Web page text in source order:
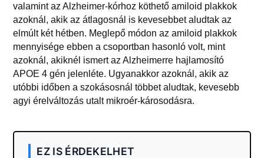
valamint az Alzheimer-kórhoz köthető amiloid plakkok
azoknál, akik az átlagosnál is kevesebbet aludtak az
elmúlt két hétben. Meglepő módon az amiloid plakkok
mennyisége ebben a csoportban hasonló volt, mint
azoknál, akiknél ismert az Alzheimerre hajlamosító
APOE 4 gén jelenléte. Ugyanakkor azoknál, akik az
utóbbi időben a szokásosnál többet aludtak, kevesebb
agyi érelváltozás utalt mikroér-károsodásra.
EZ IS ÉRDEKELHET